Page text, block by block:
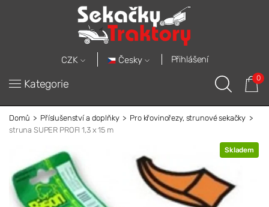
CZK Česky Přihlášení
Kategorie 0
Domů Příslušenství a doplňky
Pro křovinořezy, strunové sekačky
struna SUPER PROFI 1,3 x 15 m
Skladem